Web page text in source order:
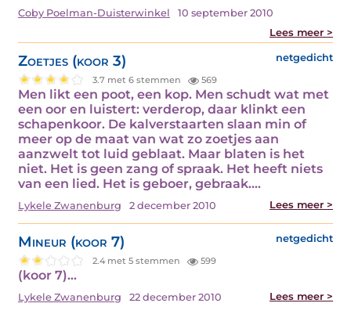
Coby Poelman-Duisterwinkel
10 september 2010
Lees meer >
Zoetjes (koor 3) netgedicht
3.7 met 6 stemmen 569
Men likt een poot, een kop. Men schudt wat met
een oor en luistert: verderop, daar klinkt een
schapenkoor. De kalverstaarten slaan min of
meer op de maat van wat zo zoetjes aan
aanzwelt tot luid geblaat. Maar blaten is het
niet. Het is geen zang of spraak. Het heeft niets
van een lied. Het is geboer, gebraak.…
Lykele Zwanenburg 2 december 2010 Lees meer >
Mineur (koor 7) netgedicht
2.4 met 5 stemmen 599
(koor 7)…
Lykele Zwanenburg 22 december 2010 Lees meer >